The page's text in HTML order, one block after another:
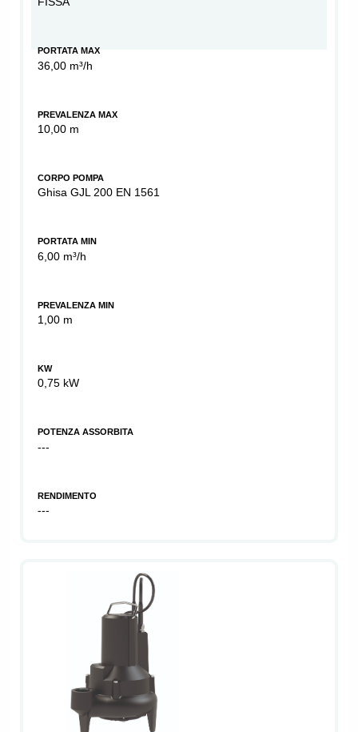
PORTATA MAX
36,00 m³/h
PREVALENZA MAX
10,00 m
CORPO POMPA
Ghisa GJL 200 EN 1561
PORTATA MIN
6,00 m³/h
PREVALENZA MIN
1,00 m
KW
0,75 kW
POTENZA ASSORBITA
---
RENDIMENTO
---